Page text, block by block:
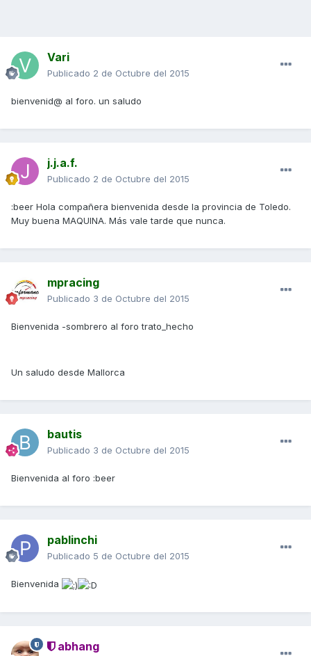
Vari
Publicado 2 de Octubre del 2015
bienvenid@ al foro. un saludo
j.j.a.f.
Publicado 2 de Octubre del 2015
:beer Hola compañera bienvenida desde la provincia de Toledo.
Muy buena MAQUINA. Más vale tarde que nunca.
mpracing
Publicado 3 de Octubre del 2015
Bienvenida -sombrero al foro trato_hecho
Un saludo desde Mallorca
bautis
Publicado 3 de Octubre del 2015
Bienvenida al foro :beer
pablinchi
Publicado 5 de Octubre del 2015
Bienvenida
abhang